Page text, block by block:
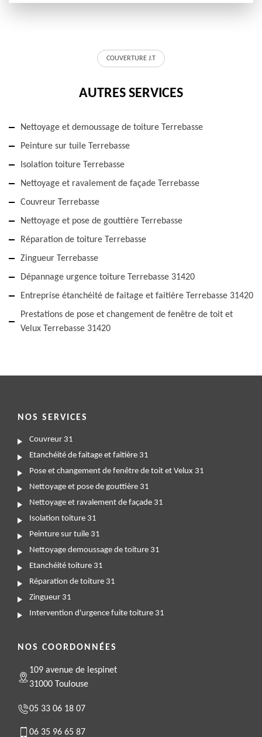
COUVERTURE J.T
AUTRES SERVICES
Nettoyage et demoussage de toiture Terrebasse
Peinture sur tuile Terrebasse
Isolation toiture Terrebasse
Nettoyage et ravalement de façade Terrebasse
Couvreur Terrebasse
Nettoyage et pose de gouttière Terrebasse
Réparation de toiture Terrebasse
Zingueur Terrebasse
Dépannage urgence toiture Terrebasse 31420
Entreprise étanchéité de faitage et faitière Terrebasse 31420
Prestations de pose et changement de fenêtre de toit et
Velux Terrebasse 31420
NOS SERVICES
Couvreur 31
Etanchéité de faitage et faitière 31
Pose et changement de fenêtre de toit et Velux 31
Nettoyage et pose de gouttière 31
Nettoyage et ravalement de façade 31
Isolation toiture 31
Peinture sur tuile 31
Nettoyage demoussage de toiture 31
Etanchéité toiture 31
Réparation de toiture 31
Zingueur 31
Intervention d'urgence fuite toiture 31
NOS COORDONNÉES
109 avenue de lespinet
31000 Toulouse
05 33 06 18 07
06 35 96 65 87